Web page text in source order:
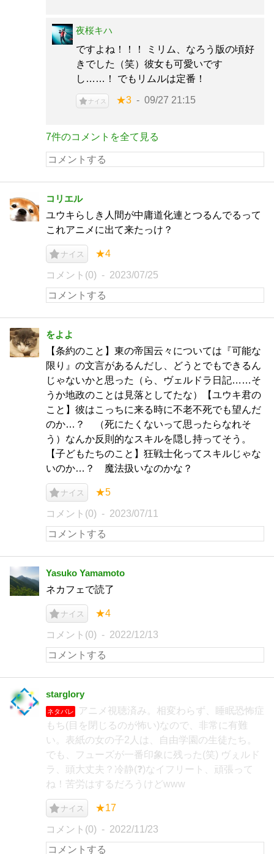
夜桜キハ
ですよね！！！ ミリム、なろう版の頃好
きでした（笑）彼女も可愛いです
し……！ でもリムルは定番！
ナイス ★3 09/27 21:15
7件のコメントを全て見る
コリエル
ユウキらしき人間が中庸道化連とつるんでるって
これアニメに出て来たっけ？
ナイス ★4
コメント(0) 2023/07/25
をよよ
【条約のこと】東の帝国云々については『可能な
限り』の文言があるんだし、どうとでもできるん
じゃないかと思った（ら、ヴェルドラ日記……そ
うか地政のことは見落としてたな）【ユウキ君の
こと】彼はこっちに来る時に不老不死でも望んだ
のか…？ （死にたくないって思ったらなれそ
う）なんか反則的なスキルを隠し持ってそう。
【子どもたちのこと】狂戦士化ってスキルじゃな
いのか…？ 魔法扱いなのかな？
ナイス ★5
コメント(0) 2023/07/11
Yasuko Yamamoto
ネカフェで読了
ナイス ★4
コメント(0) 2022/12/13
starglory
ネタバレ
アニメ視聴済み。相変わらず、睡眠恐怖症
もち(目を閉じるのが怖い)なので、非常に有難
い。表紙の女の子2人は、自由学園の生徒たち。
でも、フューズが一番印象に残った(笑) ヴぇルド
ラ、頭大丈夫？冷静(❓️)なイフリート、頑張って
ね！苦労はするだろうけどwww
ナイス ★17
コメント(0) 2022/11/23